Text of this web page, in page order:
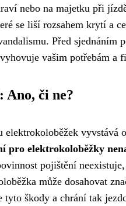
nebo na majetku při
se liší rozsahem krytí a
Před
vašim potřebám a
Ano, či ne?
elektrokoloběžek vyvstává
pro elektrokoloběžky
pojištění neexistuje,
může dosahovat
tyto škody a chrání tak